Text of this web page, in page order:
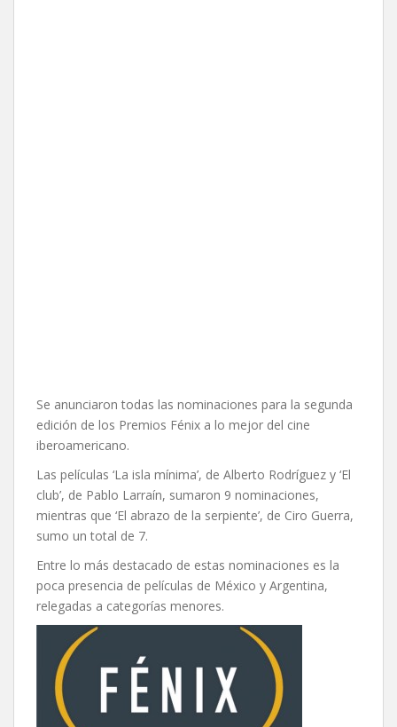
Se anunciaron todas las nominaciones para la segunda
edición de los Premios Fénix a lo mejor del cine
iberoamericano.
Las películas ‘La isla mínima’, de Alberto Rodríguez y ‘El
club’, de Pablo Larraín, sumaron 9 nominaciones,
mientras que ‘El abrazo de la serpiente’, de Ciro Guerra,
sumo un total de 7.
Entre lo más destacado de estas nominaciones es la
poca presencia de películas de México y Argentina,
relegadas a categorías menores.